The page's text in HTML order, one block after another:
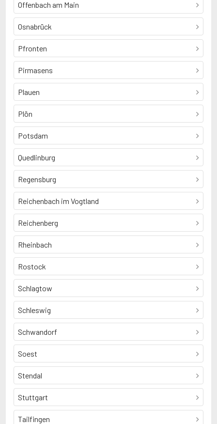
Offenbach am Main
Osnabrück
Pfronten
Pirmasens
Plauen
Plön
Potsdam
Quedlinburg
Regensburg
Reichenbach im Vogtland
Reichenberg
Rheinbach
Rostock
Schlagtow
Schleswig
Schwandorf
Soest
Stendal
Stuttgart
Tailfingen